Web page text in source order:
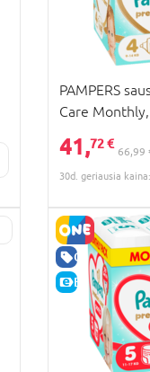
PAMPERS
Care
41,72 €
66,99
30d. geriausia
GERA KAINA
E-KAINA